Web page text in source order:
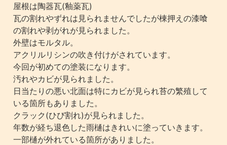
屋根は陶器瓦(釉薬瓦)
瓦の割れやずれは見られませんでしたが棟押えの漆喰
の割れや剥がれが見られました。
外壁はモルタル。
アクリルリシンの吹き付けがされています。
今回が初めての塗装になります。
汚れやカビが見られました。
日当たりの悪い北面は特にカビが見られ苔の繁殖して
いる箇所もありました。
クラック(ひび割れ)が見られました。
年数が経ち退色した雨樋はきれいに塗っていきます。
一部樋が外れている箇所がありました。